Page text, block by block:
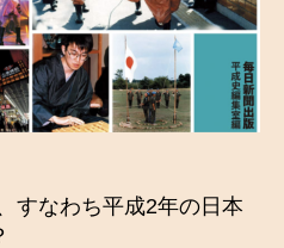
すなわち平成2年の日本